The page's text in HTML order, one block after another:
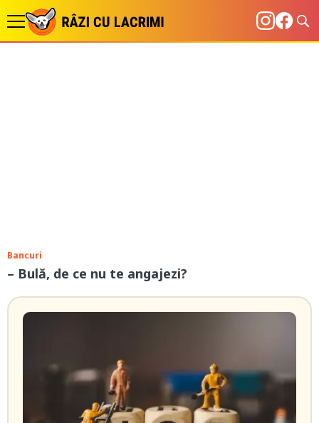
Bancuri
– Bulă, de ce nu te angajezi?